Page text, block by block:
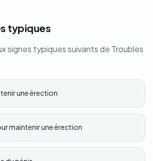
typiques
signes typiques suivants de Troubles
une érection
maintenir une érection